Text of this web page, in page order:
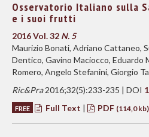
Osservatorio Italiano sulla
e i suoi frutti
2016 Vol. 32 N. 5
Maurizio Bonati, Adriano Cattaneo,
Dentico, Gavino Maciocco, Eduardo
Romero, Angelo Stefanini, Giorgio
Ric&Pra2016;32(5):233-235 | DOI
FREE Full Text | PDF (114,0 kb)